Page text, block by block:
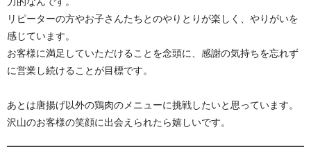
リピーターの方やお子さんたちとのやりとりが楽しく、やりがいを
感じています。
お客様に満足していただけることを念頭に、感謝の気持ちを忘れず
に営業し続けることが目標です。
あとは唐揚げ以外の鶏肉のメニューに挑戦したいと思っています。
沢山のお客様の笑顔に出会えられたら嬉しいです。